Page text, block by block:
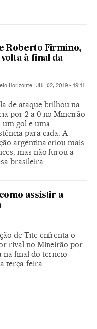
Roberto Firmino,
à final da
Horizonte | JUL 02, 2019 - 19:11
de ataque brilhou na
por 2 a 0 no Mineirão
um gol e uma
para cada. A
argentina criou mais
mas não furou a
brasileira
assistir a
de Tite enfrenta o
rival no Mineirão por
na final do torneio
terça-feira